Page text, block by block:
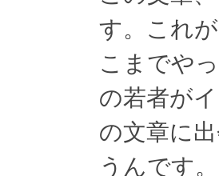
す。これ
こまでや
の若者が
の文章に
うんです